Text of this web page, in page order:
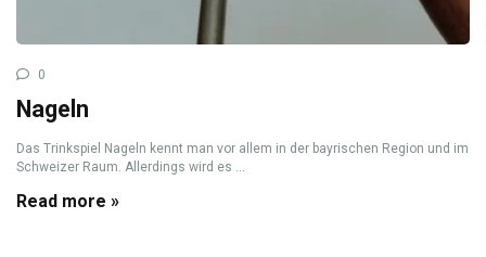
0
Nageln
Das Trinkspiel Nageln kennt man vor allem in der bayrischen Region und im
Schweizer Raum. Allerdings wird es ...
Read more »